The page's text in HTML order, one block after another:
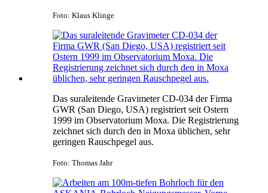
Foto: Klaus Klinge
Das suraleitende Gravimeter CD-034 der Firma
GWR (San Diego, USA) registriert seit Ostern
1999 im Observatorium Moxa. Die Registrierung
zeichnet sich durch den in Moxa üblichen, sehr
geringen Rauschpegel aus.
Foto: Thomas Jahr